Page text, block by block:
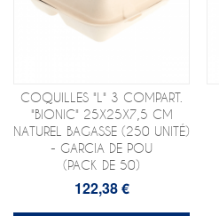
COQUILLES "L" 3 COMPART.
"BIONIC" 25X25X7,5 CM
NATUREL BAGASSE (250 UNITÉ)
- GARCIA DE POU
(PACK DE 50)
122,38 €